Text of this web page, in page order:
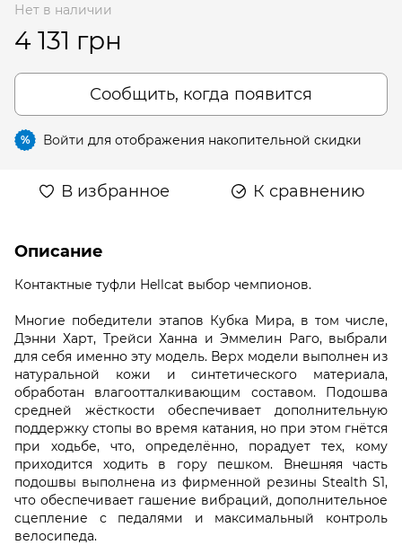
Нет в наличии
4 131 грн
Сообщить, когда появится
% Войти для отображения накопительной скидки
В избранное К сравнению
Описание
Контактные туфли Hellcat выбор чемпионов.
Многие победители этапов Кубка Мира, в том числе,
Дэнни Харт, Трейси Ханна и Эммелин Раго, выбрали
для себя именно эту модель. Верх модели выполнен из
натуральной кожи и синтетического материала,
обработан влагоотталкивающим составом. Подошва
средней жёсткости обеспечивает дополнительную
поддержку стопы во время катания, но при этом гнётся
при ходьбе, что, определённо, порадует тех, кому
приходится ходить в гору пешком. Внешняя часть
подошвы выполнена из фирменной резины Stealth S1,
что обеспечивает гашение вибраций, дополнительное
сцепление с педалями и максимальный контроль
велосипеда.